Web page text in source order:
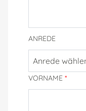
ANREDE
VORNAME *